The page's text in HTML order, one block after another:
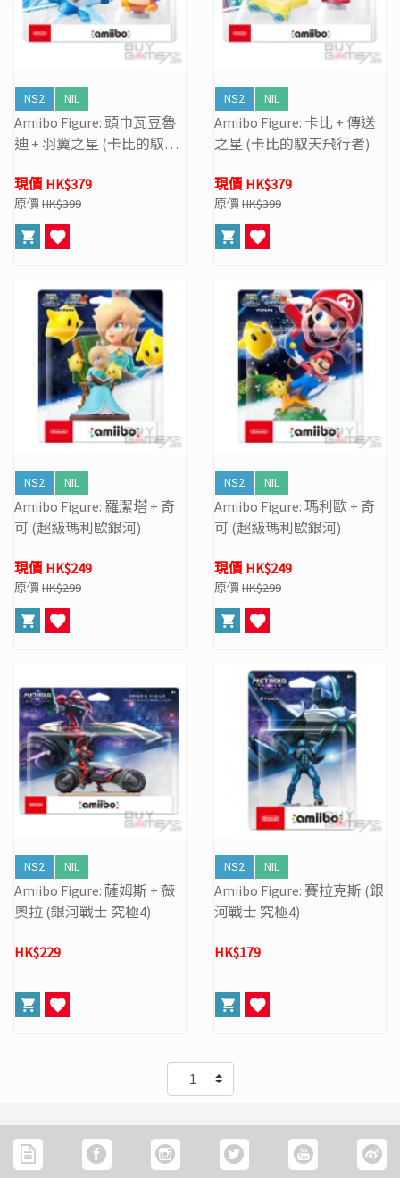
NS2 NIL
Amiibo Figure: 頭巾瓦豆魯
迪 + 羽翼之星 (卡比的馭天
現價 HK$379
原價 HK$399
NS2 NIL
Amiibo Figure: 卡比 + 傳送
之星 (卡比的馭天飛行者)
現價 HK$379
原價 HK$399
NS2 NIL
Amiibo Figure: 羅潔塔 + 奇
可 (超級瑪利歐銀河)
現價 HK$249
原價 HK$299
NS2 NIL
Amiibo Figure: 瑪利歐 + 奇
可 (超級瑪利歐銀河)
現價 HK$249
原價 HK$299
NS2 NIL
Amiibo Figure: 薩姆斯 + 薇
奧拉 (銀河戰士 究極4)
HK$229
NS2 NIL
Amiibo Figure: 賽拉克斯 (銀
河戰士 究極4)
HK$179